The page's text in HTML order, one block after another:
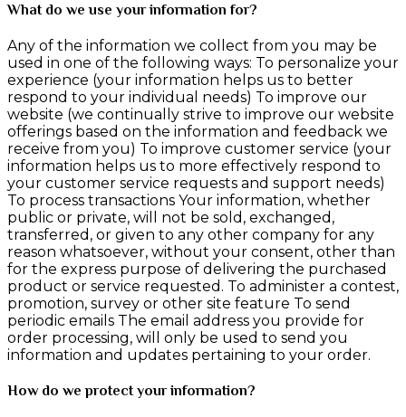
What do we use your information for?
Any of the information we collect from you may be
used in one of the following ways: To personalize your
experience (your information helps us to better
respond to your individual needs) To improve our
website (we continually strive to improve our website
offerings based on the information and feedback we
receive from you) To improve customer service (your
information helps us to more effectively respond to
your customer service requests and support needs)
To process transactions Your information, whether
public or private, will not be sold, exchanged,
transferred, or given to any other company for any
reason whatsoever, without your consent, other than
for the express purpose of delivering the purchased
product or service requested. To administer a contest,
promotion, survey or other site feature To send
periodic emails The email address you provide for
order processing, will only be used to send you
information and updates pertaining to your order.
How do we protect your information?